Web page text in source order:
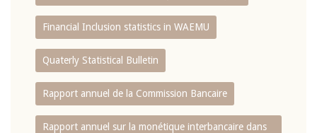
Financial Inclusion statistics in WAEMU
Quaterly Statistical Bulletin
Rapport annuel de la Commission Bancaire
Rapport annuel sur la monétique interbancaire dans